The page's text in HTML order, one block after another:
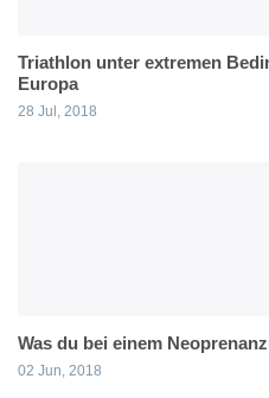
Triathlon unter extremen
Europa
28 Jul, 2018
Was du bei einem
02 Jun, 2018